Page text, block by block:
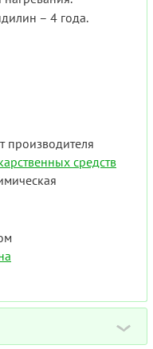
– 4 года.
производителя
средств
›